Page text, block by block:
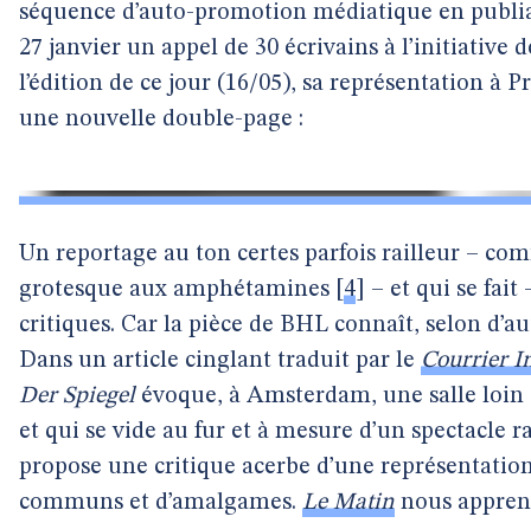
séquence d’auto-promotion médiatique en
27 janvier un appel de 30 écrivains à l’initiative
l’édition de ce jour (16/05), sa représentation à
une nouvelle double-page :
Un reportage au ton certes parfois railleur –
grotesque aux amphétamines 4
– et qui se fait
critiques. Car la pièce de BHL connaît, selon
Dans un article cinglant traduit par le Courrier
Der Spiegelévoque, à Amsterdam, une salle loin
et qui se vide au fur et à mesure d’un spectacle
propose une critique acerbe d’une
communs et d’amalgames. Le Matin nous